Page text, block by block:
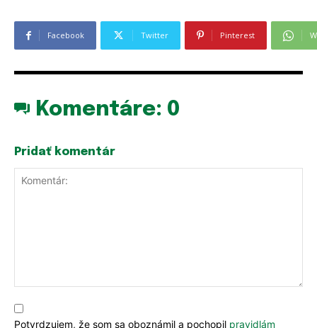
E-mail*
E-mail*
Facebook Twitter Pinterest
Komentáre: 0
Pridať komentár
Potvrdzujem, že som sa oboznámil a pochopil pravidlám